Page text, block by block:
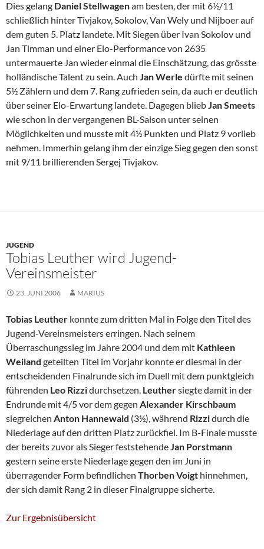
Dies gelang Daniel Stellwagenam besten, der mit 6½/11
schließlich hinter Tivjakov, Sokolov, Van Wely und Nijboer auf
dem guten 5. Platz landete. Mit Siegen über Ivan Sokolov und
Jan Timman und einer Elo-Performance von 2635
untermauerte Jan wieder einmal die Einschätzung, das grösste
holländische Talent zu sein. Auch Jan Werle dürfte mit seinen
5½ Zählern und dem 7. Rang zufrieden sein, da auch er deutlich
über seiner Elo-Erwartung landete. Dagegen bliebJan Smeets
wie schon in der vergangenen BL-Saison unter seinen
Möglichkeiten und musste mit 4½ Punkten und Platz 9 vorlieb
nehmen. Immerhin gelang ihm der einzige Sieg gegen den sonst
mit 9/11 brillierenden Sergej Tivjakov.
JUGEND
Tobias Leuther wird Jugend-
Vereinsmeister
23. JUNI 2006 MARIUS
Tobias Leuther konnte zum dritten Mal in Folge den Titel des
Jugend-Vereinsmeisters erringen. Nach seinem
Überraschungssieg im Jahre 2004 und dem mit Kathleen
Weiland geteilten Titel im Vorjahr konnte er diesmal in der
entscheidenden Finalrunde sich im Duell mit dem punktgleich
führenden Leo Rizzidurchsetzen. Leuthersiegte damit in der
Endrunde mit 4/5 vor dem gegen Alexander Kirschbaum
siegreichen Anton Hannewald (3½), während Rizzidurch die
Niederlage auf den dritten Platz zurückfiel. Im B-Finale musste
der bereits zuvor als Sieger feststehendeJan Porstmann
gestern seine erste Niederlage gegen den im Juni in
überragender Form befindlichen Thorben Voigt hinnehmen,
der sich damit Rang 2 in dieser Finalgruppe sicherte.
Zur Ergebnisübersicht